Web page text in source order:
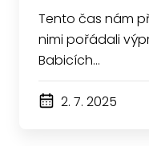
Tento čas nám
nimi pořádali
Babicích…
2. 7. 2025